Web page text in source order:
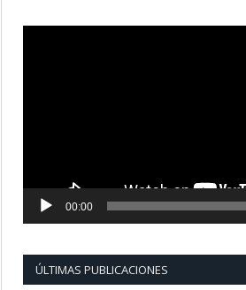
00:00
ÚLTIMAS PUBLICACIONES